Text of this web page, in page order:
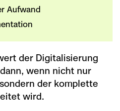
Aufwand
der Digitalisierung
wenn nicht nur
der komplette
wird.